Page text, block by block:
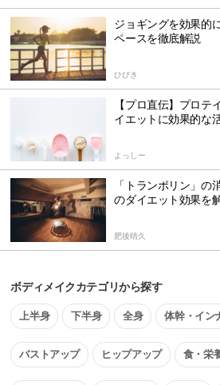
ジョギングを効果的
ペースを徹底解説
ひびき
【プロ直伝】プロテ
イエットに効果的な
よっしー
「トランポリン」の
のダイエット効果を
肥後晴久
ボディメイクカテゴリから探す
上半身 下半身 全身 体幹・イン
バストアップ ヒップアップ 食・栄